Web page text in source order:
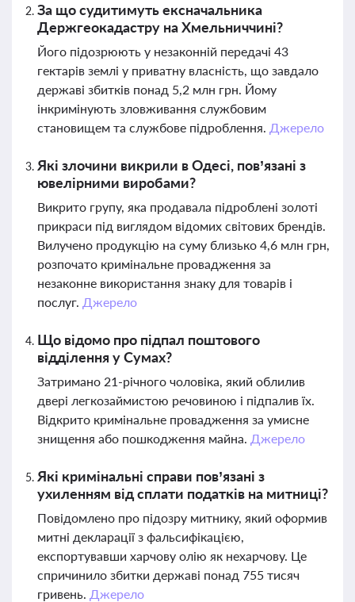
За що судитимуть ексначальника
Держгеокадастру на Хмельниччині?
Його підозрюють у незаконній передачі 43
гектарів землі у приватну власність, що завдало
державі збитків понад 5,2 млн грн. Йому
інкримінують зловживання службовим
становищем та службове підроблення. Джерело
Які злочини викрили в Одесі, пов’язані з
ювелірними виробами?
Викрито групу, яка продавала підроблені золоті
прикраси під виглядом відомих світових брендів.
Вилучено продукцію на суму близько 4,6 млн грн,
розпочато кримінальне провадження за
незаконне використання знаку для товарів і
послуг. Джерело
Що відомо про підпал поштового
відділення у Сумах?
Затримано 21-річного чоловіка, який облилив
двері легкозаймистою речовиною і підпалив їх.
Відкрито кримінальне провадження за умисне
знищення або пошкодження майна. Джерело
Які кримінальні справи пов’язані з
ухиленням від сплати податків на митниці?
Повідомлено про підозру митнику, який оформив
митні декларації з фальсифікацією,
експортувавши харчову олію як нехарчову. Це
спричинило збитки державі понад 755 тисяч
гривень. Джерело